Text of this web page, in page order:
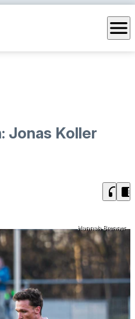
menu
Jonas Koller
headphones chrome_reader_mode
Hannah Brenner